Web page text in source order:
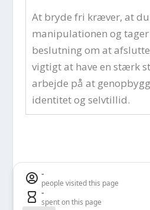
At bryde fri kræver, at
manipulationen og
beslutning om at
vigtigt at have en stærk
arbejde på at
identitet og selvtillid.
-
people visited this page
-
spent on this page